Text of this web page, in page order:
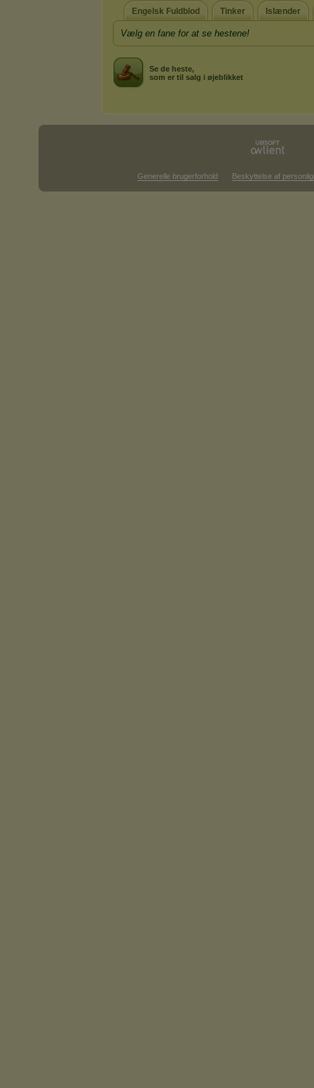
Engelsk Fuldblod Tinker Islænder
Vælg en fane for at se hestene!
Se de heste,
som er til salg i øjeblikket
Generelle brugerforhold Beskyttelse af